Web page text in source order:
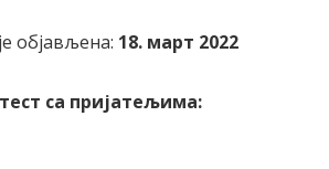
објављена: 18. март 2022
са пријатељима: